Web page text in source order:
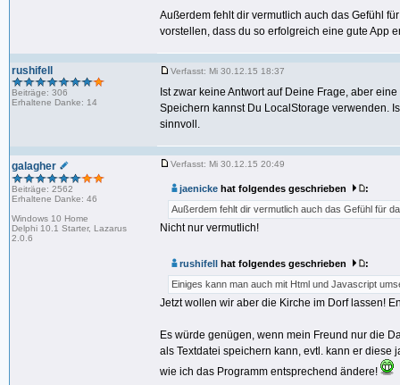
Außerdem fehlt dir vermutlich auch das Gefühl
vorstellen, dass du so erfolgreich eine gute App
rushifell
Beiträge: 306
Erhaltene Danke: 14
Verfasst: Mi 30.12.15 18:37
Ist zwar keine Antwort auf Deine Frage, aber
Speichern kannst Du LocalStorage verwenden.
sinnvoll.
galagher
Beiträge: 2562
Erhaltene Danke: 46
Windows 10 Home
Delphi 10.1 Starter, Lazarus
2.0.6
Verfasst: Mi 30.12.15 20:49
jaenicke hat folgendes geschrieben
:
Außerdem fehlt dir vermutlich auch das Gefühl für
Nicht nur vermutlich!
rushifell hat folgendes geschrieben
:
Einiges kann man auch mit Html und Javascript
Jetzt wollen wir aber die Kirche im Dorf lassen!
Es würde genügen, wenn mein Freund nur die
als Textdatei speichern kann, evtl. kann er diese
wie ich das Programm entsprechend ändere!